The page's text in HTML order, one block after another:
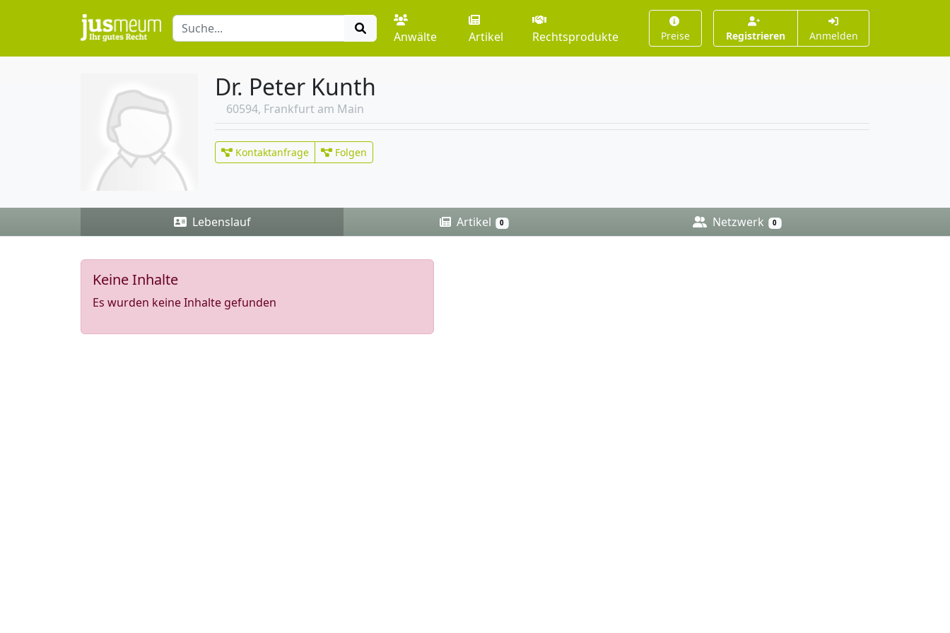
Anwälte Artikel Rechtsprodukte Preise Registrieren Anmelden
Dr. Peter Kunth
60594, Frankfurt am Main
Kontaktanfrage Folgen
Lebenslauf Artikel 0 Netzwerk 0
Keine Inhalte
Es wurden keine Inhalte gefunden